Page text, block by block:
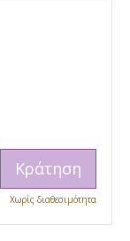
Κράτηση
Χωρίς διαθεσιμότητα